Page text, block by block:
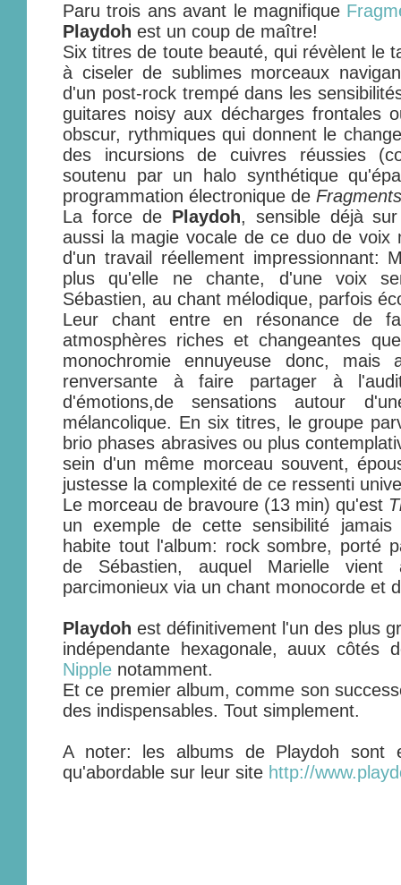
Paru trois ans avant le magnifique
Playdoh est un coup de maître!
Six titres de toute beauté, qui révèlent le
à ciseler de sublimes morceaux
d'un post-rock trempé dans les
guitares noisy aux décharges frontales
obscur, rythmiques qui donnent le
des incursions de cuivres réussies
soutenu par un halo synthétique
programmation électronique de Fragments
La force de Playdoh, sensible déjà
aussi la magie vocale de ce duo de voix
d'un travail réellement impressionnant:
plus qu'elle ne chante, d'une voix
Sébastien, au chant mélodique, parfois
Leur chant entre en résonance de
atmosphères riches et changeantes
monochromie ennuyeuse donc, mais
renversante à faire partager à
d'émotions,de sensations autour
mélancolique. En six titres, le groupe
brio phases abrasives ou plus
sein d'un même morceau souvent,
justesse la complexité de ce ressenti
Le morceau de bravoure (13 min) qu'est
un exemple de cette sensibilité
habite tout l'album: rock sombre, porté
de Sébastien, auquel Marielle vient
parcimonieux via un chant monocorde et
Playdoh est définitivement l'un des plus
indépendante hexagonale, auux
Nipple notamment.
Et ce premier album, comme son
des indispensables. Tout simplement.
A noter: les albums de Playdoh
qu'abordable sur leur site http://